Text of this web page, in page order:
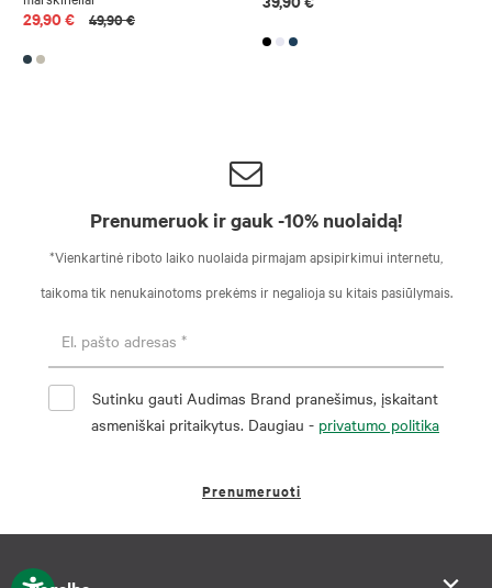
29,90 € 49,90 €
Prenumeruok ir gauk -10% nuolaidą!
*Vienkartinė riboto laiko nuolaida pirmajam apsipirkimui internetu,
taikoma tik nenukainotoms prekėms ir negalioja su kitais pasiūlymais.
Sutinku gauti Audimas Brand pranešimus, įskaitant
asmeniškai pritaikytus. Daugiau - privatumo politika
Prenumeruoti